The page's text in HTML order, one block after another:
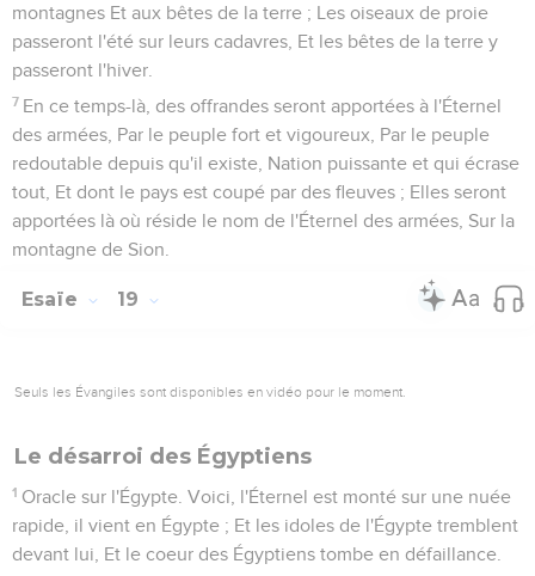
montagnes Et aux bêtes de la terre ; Les oiseaux de proie
passeront l'été sur leurs cadavres, Et les bêtes de la terre y
passeront l'hiver.
7 En ce temps-là, des offrandes seront apportées à l'Éternel
des armées, Par le peuple fort et vigoureux, Par le peuple
redoutable depuis qu'il existe, Nation puissante et qui écrase
tout, Et dont le pays est coupé par des fleuves ; Elles seront
apportées là où réside le nom de l'Éternel des armées, Sur la
montagne de Sion.
Esaïe 19
Seuls les Évangiles sont disponibles en vidéo pour le moment.
Le désarroi des Égyptiens
1 Oracle sur l'Égypte. Voici, l'Éternel est monté sur une nuée
rapide, il vient en Égypte ; Et les idoles de l'Égypte tremblent
devant lui, Et le coeur des Égyptiens tombe en défaillance.